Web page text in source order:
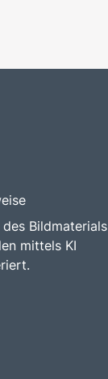
des Bildmaterials
mittels KI